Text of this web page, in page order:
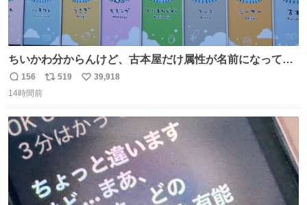
ちいかわ分からんけど、古本屋だけ属性が名前になってる
のはどういうこと？
返
信
156
リ
ト
数
519
い
数
39,918
14時間前